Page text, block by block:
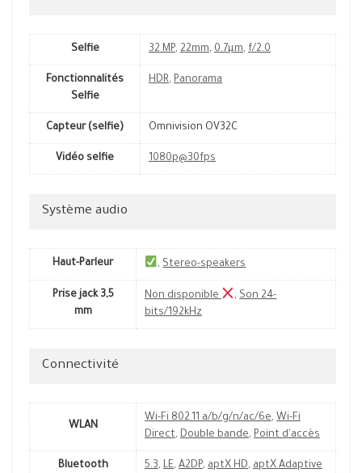
Selfie 32 MP, 22mm, 0.7µm, f/2.0
Fonctionnalités
Selfie
HDR, Panorama
Capteur (selfie) Omnivision OV32C
Vidéo selfie 1080p@30fps
Système audio
Haut-Parleur ,Stereo-speakers
Prise jack 3,5
mm
Non disponible ,Son 24-
bits/192kHz
Connectivité
WLAN
Wi-Fi 802.11 a/b/g/n/ac/6e, Wi-Fi
Direct, Double bande, Point d'accès
Bluetooth 5.3, LE, A2DP, aptX HD, aptX Adaptive